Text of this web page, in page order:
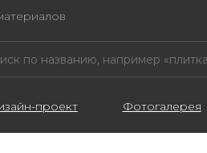
проект Фотогалерея